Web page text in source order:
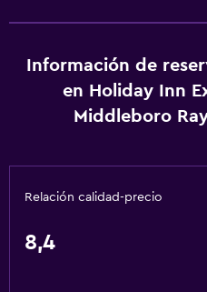
Reproductor de CD
TV de pantalla plana
Tetera/cafetera
Información de
en Holiday Inn
Middleboro
Relación calidad-precio
8,4